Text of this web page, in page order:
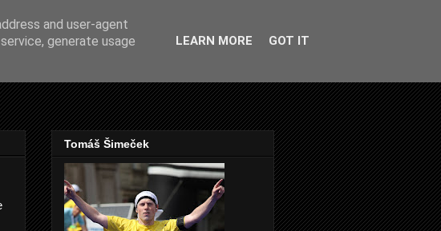
Tomáš Šimeček
and user-agent
generate usage
LEARN MORE GOT IT